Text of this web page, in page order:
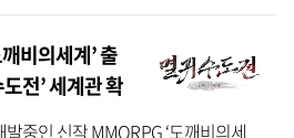
비의세계’ 출
전’ 세계관 확
중인 신작 MMORPG ‘도깨비의세